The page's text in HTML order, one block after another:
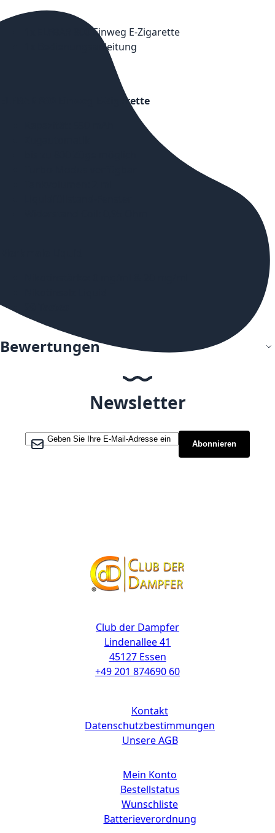
1x ELFBAR 800 Einweg E-Zigarette
1x Bedienungsanleitung
ELFBAR 800 Einweg E-Zigarette
Bewertungen
Newsletter
Melden Sie sich für unseren Newsletter an:
Abonnieren
Club der Dampfer
Lindenallee 41
45127 Essen
+49 201 874690 60
Kontakt
Datenschutzbestimmungen
Unsere AGB
Mein Konto
Bestellstatus
Wunschliste
Batterieverordnung